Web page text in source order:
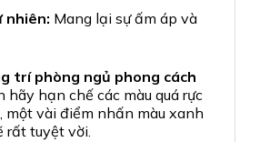
nhiên: Mang lại sự ấm áp và
trí phòng ngủ phong cách
hãy hạn chế các màu quá rực
một vài điểm nhấn màu xanh
rất tuyệt vời.